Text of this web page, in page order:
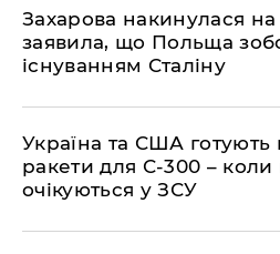
​Захарова накинулася
заявила, що Польща
існуванням Сталіну
​Україна та США готують
ракети для С-300 – коли
очікуються у ЗСУ